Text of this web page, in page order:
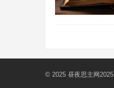
© 2025 昼夜思主网2025